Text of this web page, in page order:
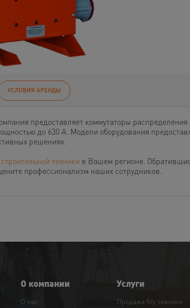
УСЛОВИЯ АРЕНДЫ
предоставляет коммутаторы распределения
до 630 А. Модели оборудования
решениях.
техники в Вашем регионе.
профессионализм наших сотрудников.
О компании
О нас
Услуги
Продажа б/у техники